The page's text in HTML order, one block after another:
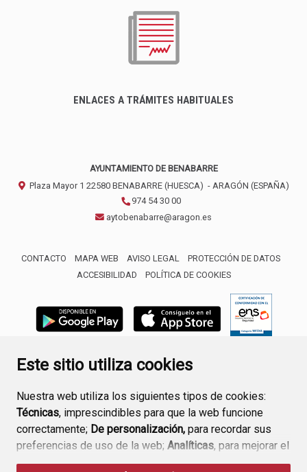
Este sitio utiliza cookies
Nuestra web utiliza los siguientes tipos de cookies:
Técnicas, imprescindibles para que la web funcione
correctamente; De personalización, para recordar sus
preferencias de uso de la web; Analíticas, para mejorar el
funcionamiento de la web y sus servicios.
ENLACES A TRÁMITES HABITUALES
AYUNTAMIENTO DE BENABARRE
Plaza Mayor 1 22580 BENABARRE (HUESCA) - ARAGÓN (ESPAÑA)
974 54 30 00
aytobenabarre@aragon.es
CONTACTO MAPA WEB AVISO LEGAL
PROTECCIÓN DE DATOS
ACCESIBILIDAD
POLÍTICA DE COOKIES